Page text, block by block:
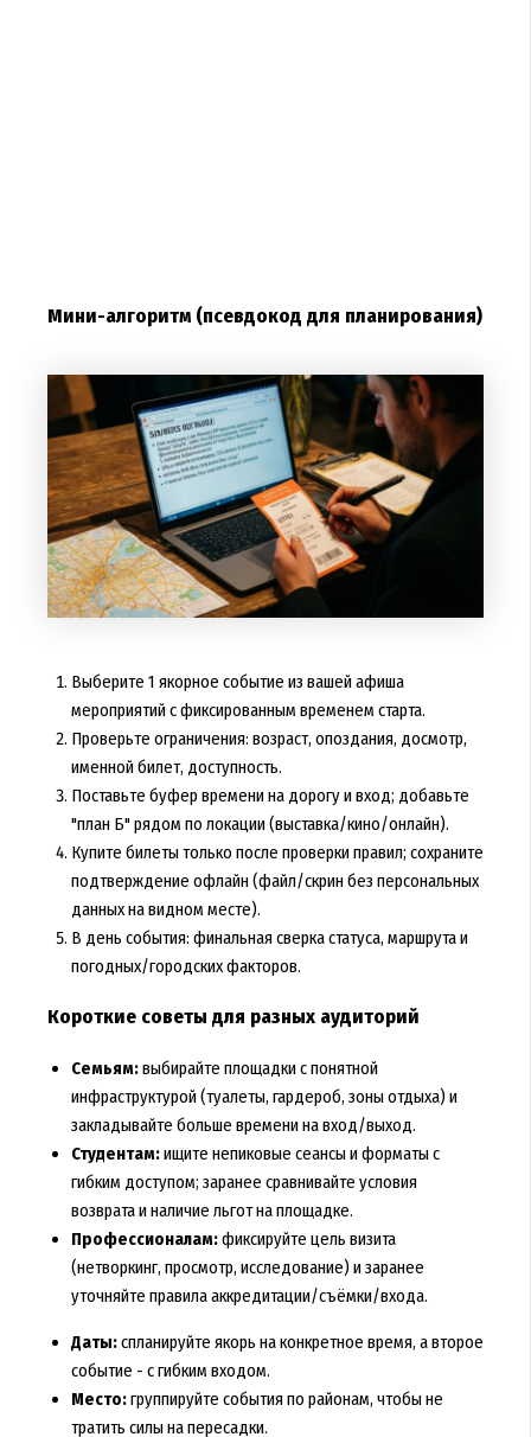
Мини-алгоритм (псевдокод для планирования)
Выберите 1 якорное событие из вашей афиша
мероприятий с фиксированным временем старта.
Проверьте ограничения: возраст, опоздания, досмотр,
именной билет, доступность.
Поставьте буфер времени на дорогу и вход; добавьте
"план Б" рядом по локации (выставка/кино/онлайн).
Купите билеты только после проверки правил; сохраните
подтверждение офлайн (файл/скрин без персональных
данных на видном месте).
В день события: финальная сверка статуса, маршрута и
погодных/городских факторов.
Короткие советы для разных аудиторий
Семьям:выбирайте площадки с понятной
инфраструктурой (туалеты, гардероб, зоны отдыха) и
закладывайте больше времени на вход/выход.
Студентам:ищите непиковые сеансы и форматы с
гибким доступом; заранее сравнивайте условия
возврата и наличие льгот на площадке.
Профессионалам:фиксируйте цель визита
(нетворкинг, просмотр, исследование) и заранее
уточняйте правила аккредитации/съёмки/входа.
Даты:спланируйте якорь на конкретное время, а второе
событие - с гибким входом.
Место:группируйте события по районам, чтобы не
тратить силы на пересадки.